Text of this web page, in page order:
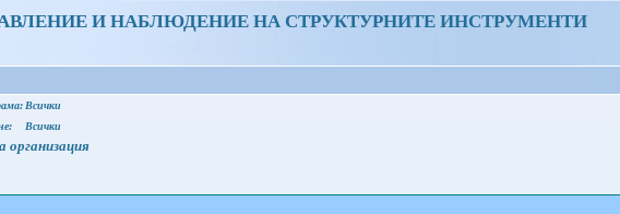
И НАБЛЮДЕНИЕ НА СТРУКТУРНИТЕ ИНСТРУМЕНТИ
Всички
Всички
организация